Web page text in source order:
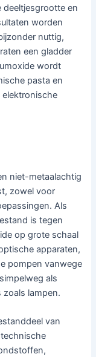
deeltjesgrootte en
worden
nuttig,
een gladder
wordt
pasta en
elektronische
niet-metaalachtig
zowel voor
Als
is tegen
op grote schaal
apparaten,
pompen vanwege
als
lampen.
van